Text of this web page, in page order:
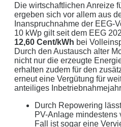
Mit dem Absenden erklären Sie sich
einverstanden. Wir geben Ihre Daten
Zustimmung an Dritte weiter. Wir
Werbeformaten.
Die wirtschaftlichen Anreize
ergeben sich vor allem aus
Inanspruchnahme der EEG-
10 kWp gilt seit dem EEG
12,60 Cent/kWh bei
Durch den Austausch alter
nicht nur die erzeugte
erhalten zudem für den
erneut eine Vergütung für
anteiliges
Durch Repowering
PV-Anlage mindestens
Fall ist sogar eine